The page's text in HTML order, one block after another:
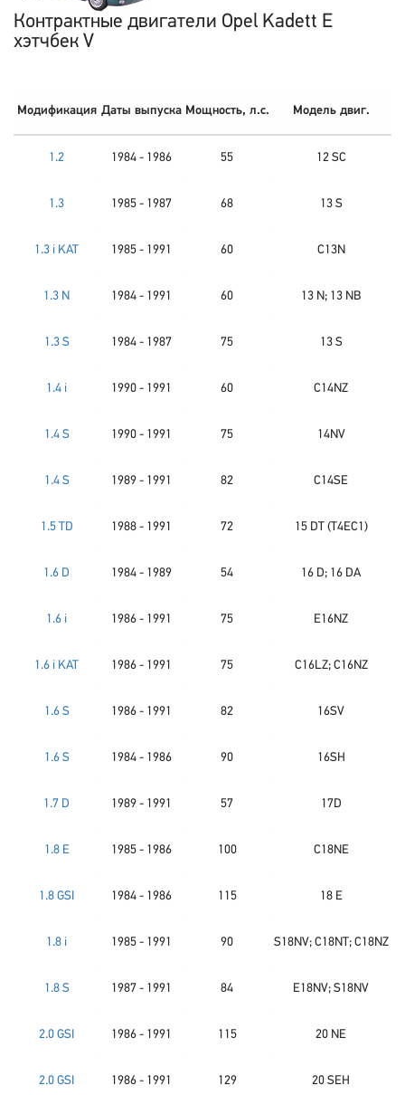
Контрактные двигатели Opel Kadett E
хэтчбек V
Модификация Даты выпуска Мощность, л.с. Модель двиг.
1.2 1984 - 1986 55 12 SC
1.3 1985 - 1987 68 13 S
1.3 i KAT 1985 - 1991 60 C13N
1.3 N 1984 - 1991 60 13 N; 13 NB
1.3 S 1984 - 1987 75 13 S
1.4 i 1990 - 1991 60 C14NZ
1.4 S 1990 - 1991 75 14NV
1.4 S 1989 - 1991 82 C14SE
1.5 TD 1988 - 1991 72 15 DT (T4EC1)
1.6 D 1984 - 1989 54 16 D; 16 DA
1.6 i 1986 - 1991 75 E16NZ
1.6 i KAT 1986 - 1991 75 C16LZ; C16NZ
1.6 S 1986 - 1991 82 16SV
1.6 S 1984 - 1986 90 16SH
1.7 D 1989 - 1991 57 17D
1.8 E 1985 - 1986 100 C18NE
1.8 GSI 1984 - 1986 115 18 E
1.8 i 1985 - 1991 90 S18NV; C18NT; C18NZ
1.8 S 1987 - 1991 84 E18NV; S18NV
2.0 GSI 1986 - 1991 115 20 NE
2.0 GSI 1986 - 1991 129 20 SEH